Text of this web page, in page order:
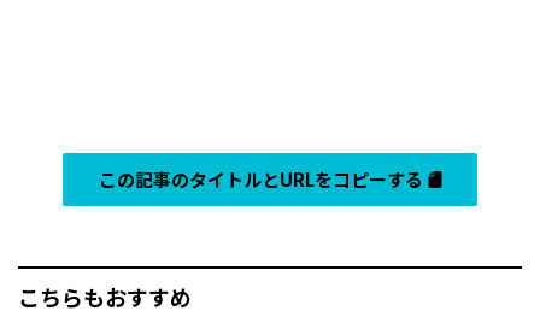
この記事のタイトルとURLをコピーする
こちらもおすすめ